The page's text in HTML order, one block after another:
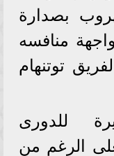
بصدارة
منافسه
توتنهام
للدورى
الرغم من